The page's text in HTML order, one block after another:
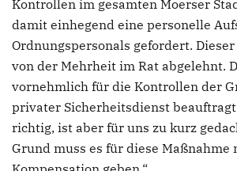
Kontrollen im gesamten Moerser
damit einhegend eine personelle
Ordnungspersonals gefordert.
von der Mehrheit im Rat abgelehnt.
vornehmlich für die Kontrollen der
privater Sicherheitsdienst
richtig, ist aber für uns zu kurz
Grund muss es für diese Maßnahme